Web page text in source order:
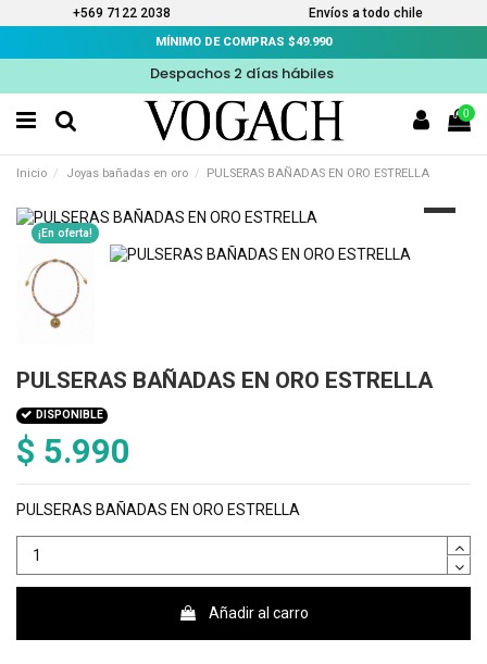
+569 7122 2038 Envíos a todo chile
MÍNIMO DE COMPRAS $49.990
Despachos 2 días hábiles
0
Inicio Joyas bañadas en oro PULSERAS BAÑADAS EN ORO ESTRELLA
¡En oferta!
PULSERAS BAÑADAS EN ORO ESTRELLA
DISPONIBLE
$ 5.990
PULSERAS BAÑADAS EN ORO ESTRELLA
Añadir al carro